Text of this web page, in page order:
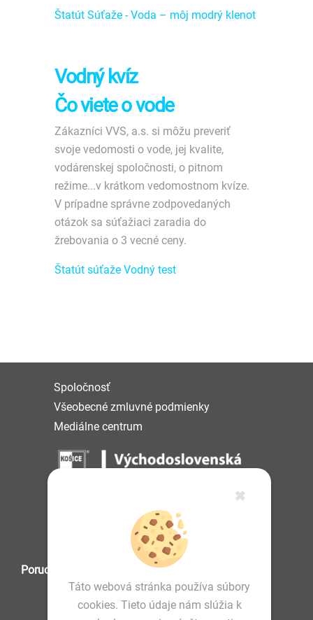
Štatút Súťaže - Voda – môj modrý klenot
Vodný kvíz
Čo viete o vode
Zákazníci VVS, a.s. si môžu preveriť
svoje vedomosti o vode, jej kvalite,
vodárenskej spoločnosti, o pitnom
režime...v krátkom vedomostnom kvíze.
V prípadne správne zodpovedaných
otázok sa súťažiaci zaradia do
žrebovania o 3 vecné ceny.
Štatút súťaže Vodný test
Spoločnosť
Všeobecné zmluvné podmienky
Mediálne centrum
IČO: 36 570 460
Poruchová služba
✖
Táto webová stránka používa súbory
cookies. Tieto údaje nám slúžia k